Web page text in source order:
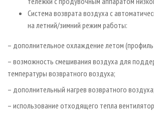
Система возврата воздуха с
на летний/зимний режим работы:
– дополнительное охлаждение летом
– возможность смешивания воздуха для
температуры возвратного воздуха;
– дополнительный нагрев возвратного воздуха;
– использование отходящего тепла